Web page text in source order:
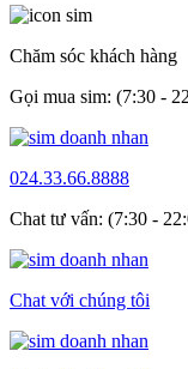
Chăm sóc khách hàng
Gọi mua sim: (7:30 -
024.33.66.8888
Chat tư vấn: (7:30 -
Chat với chúng tôi